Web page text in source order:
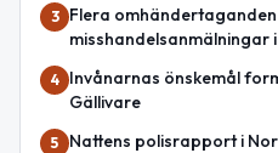
3
Flera
4
Invånarnas önskemål
Gällivare
5
Nattens polisrapport i